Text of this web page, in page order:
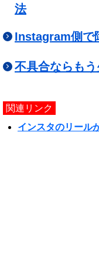
法
Instagram側で
不具合ならも
関連リンク
インスタのリール